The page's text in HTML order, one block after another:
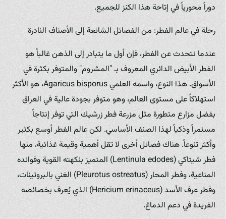
دوراً محورياً في إتاحة هذا الكنز للجميع.
رحلة في عالم الفطر: من الفصائل الشائعة إلى الأصناف النادرة
عندما نتحدث عن الفطر، فإن أول ما يتبادر إلى الذهن غالباً هو
الفطر الأبيض الدائري المعروف بـ "المشروم" والمتوفر بكثرة في
الأسواق. هذا النوع، واسمه العلمي Agaricus bisporus، هو الأكثر
استهلاكاً على مستوى العالم، وهو متوفر بجودة عالية في العراق
بفضل مزارع متطورة مثل مزرعة فطر زرشيك التي توفر إنتاجاً
مستمراً وذكياً لهذا الصنف الأساسي. لكن عالم الفطر أوسع بكثير
وأكثر تنوعاً. هناك فصائل أخرى لا تقل أهمية وقيمة غذائية، منها
فطر شيتاكي (Lentinula edodes) المتميز بنكهته القوية وفوائده
المناعية، وفطر المحار (Pleurotus ostreatus) الغني بالبروتينات،
وفطر عرف الأسد (Hericium erinaceus) الذي يُعرف بخصائصه
الفريدة في دعم الدماغ.